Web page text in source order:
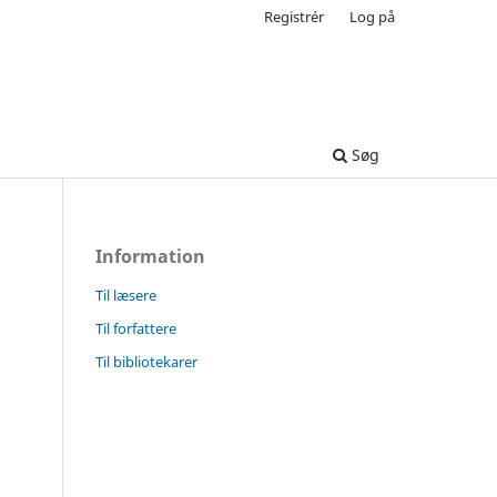
Søg
Registrér Log på
Information
Til læsere
Til forfattere
Til bibliotekarer